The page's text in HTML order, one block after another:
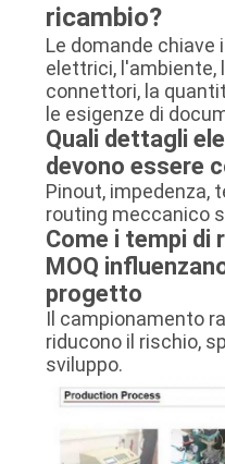
ricambio?
Le domande chiave
elettrici, l'ambiente,
connettori, la
le esigenze di
Quali dettagli
devono essere
Pinout, impedenza,
routing meccanico
Come i tempi di
MOQ
progetto
Il campionamento
riducono il rischio,
sviluppo.